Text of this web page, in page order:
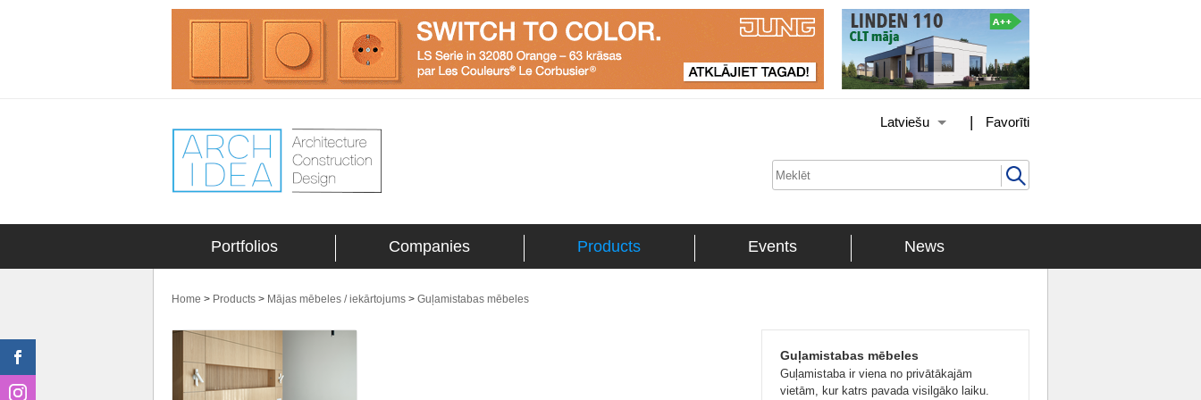
Favorīti
|
Latviešu
Portfolios Companies Products Events News
Home > Products > Mājas mēbeles / iekārtojums > Guļamistabas mēbeles
Guļamistabas mēbeles
Guļamistaba ir viena no privātākajām
vietām, kur katrs pavada visilgāko laiku.